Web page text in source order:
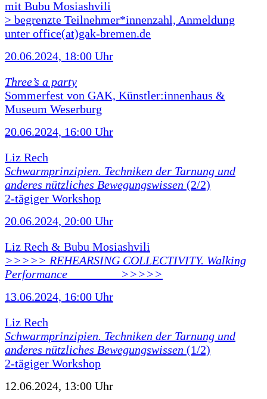
mit Bubu Mosiashvili
> begrenzte Teilnehmer*innenzahl, Anmeldung
unter office(at)gak-bremen.de
20.06.2024, 18:00 Uhr
Three’s a party
Sommerfest von GAK, Künstler:innenhaus &
Museum Weserburg
20.06.2024, 16:00 Uhr
Liz Rech
Schwarmprinzipien. Techniken der Tarnung und
anderes nützliches Bewegungswissen (2/2)
2-tägiger Workshop
20.06.2024, 20:00 Uhr
Liz Rech & Bubu Mosiashvili
>>>>> REHEARSING COLLECTIVITY. Walking
Performance ________ >>>>>
13.06.2024, 16:00 Uhr
Liz Rech
Schwarmprinzipien. Techniken der Tarnung und
anderes nützliches Bewegungswissen (1/2)
2-tägiger Workshop
12.06.2024, 13:00 Uhr